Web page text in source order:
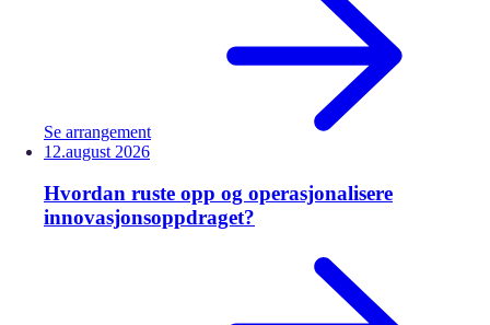
Se arrangement
12.august 2026
Hvordan ruste opp og operasjonalisere
innovasjonsoppdraget?